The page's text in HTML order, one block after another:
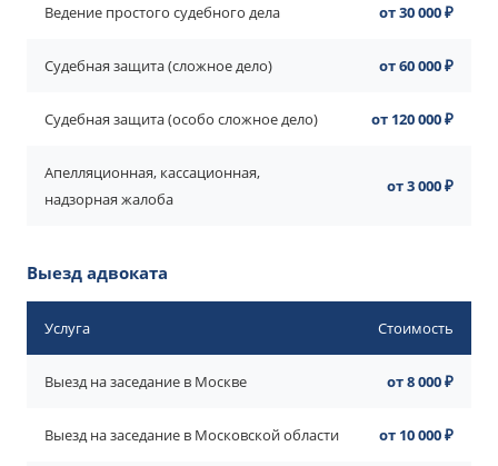
Ведение простого судебного дела от 30 000 ₽
Судебная защита (сложное дело) от 60 000 ₽
Судебная защита (особо сложное дело) от 120 000 ₽
Апелляционная, кассационная,
надзорная жалоба
от 3 000 ₽
Выезд адвоката
Услуга Стоимость
Выезд на заседание в Москве от 8 000 ₽
Выезд на заседание в Московской области от 10 000 ₽